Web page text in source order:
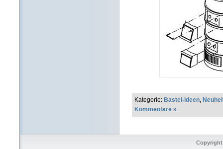
Kategorie: Bastel-Ideen,
Kommentare »
Copyright